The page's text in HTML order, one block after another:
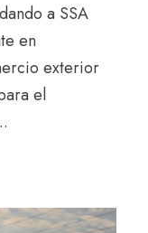
a SSA
en
exterior
el